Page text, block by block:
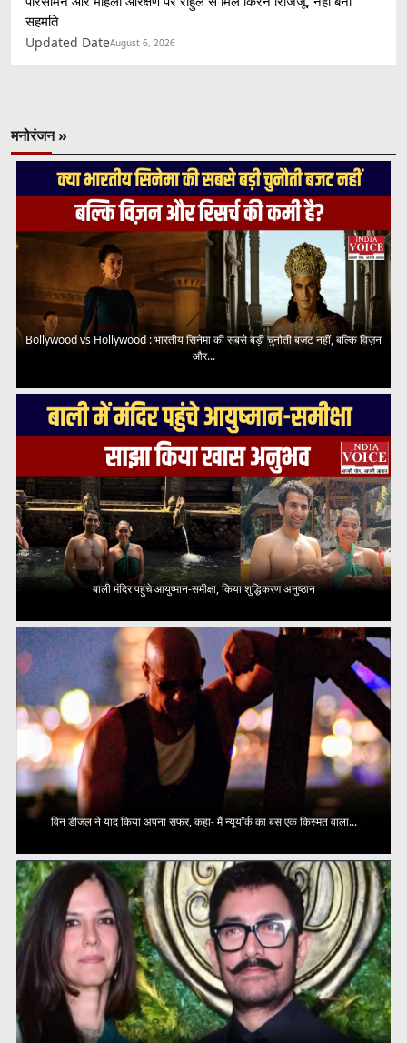
सहमति
Updated DateAugust 6, 2026
मनोरंजन »
Bollywood vs Hollywood : भारतीय सिनेमा की सबसे बड़ी चुनौती बजट नहीं, बल्कि विज़न
और...
बाली मंदिर पहुंचे आयुष्मान-समीक्षा, किया शुद्धिकरण अनुष्ठान
विन डीजल ने याद किया अपना सफर, कहा- मैं न्यूयॉर्क का बस एक किस्मत वाला...